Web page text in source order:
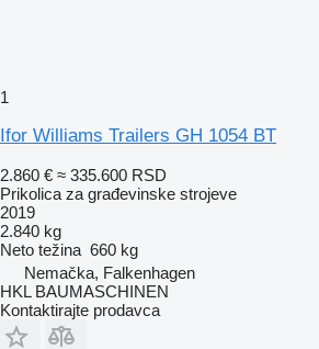
1
Ifor Williams Trailers GH 1054 BT
2.860 € ≈ 335.600 RSD
Prikolica za građevinske strojeve
2019
2.840 kg
Neto težina 660 kg
Nemačka, Falkenhagen
HKL BAUMASCHINEN
Kontaktirajte prodavca